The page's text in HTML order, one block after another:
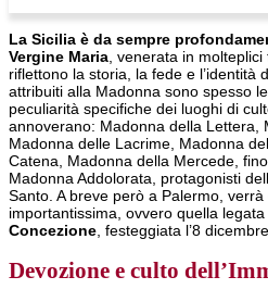
La Sicilia è da sempre
Vergine Maria , venerata in
riflettono la storia, la fede e l’identità
attribuiti alla Madonna sono spesso
peculiarità specifiche dei luoghi di
annoverano: Madonna della Lettera,
Madonna delle Lacrime, Madonna
Catena, Madonna della Mercede,
Madonna Addolorata, protagonisti
Santo. A breve però a Palermo,
importantissima, ovvero quella legata
Concezione , festeggiata l’8
Devozione e culto